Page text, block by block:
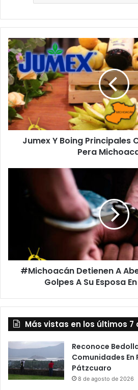
Jumex
Y
Boing
Principales
Compradores
De
Pera
Michoacana
Jumex Y Boing Principales
Pera
Golpes
#Michoacán Detienen A
Golpes A Su Esposa
Más vistas en los últimos 7
Reconoce
Comunidades En
Pátzcuaro
8 de agosto de 2026